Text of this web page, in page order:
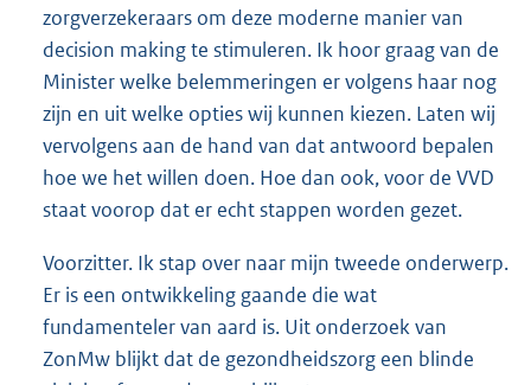
zorgverzekeraars om deze moderne manier van
decision making te stimuleren. Ik hoor graag van de
Minister welke belemmeringen er volgens haar nog
zijn en uit welke opties wij kunnen kiezen. Laten wij
vervolgens aan de hand van dat antwoord bepalen
hoe we het willen doen. Hoe dan ook, voor de VVD
staat voorop dat er echt stappen worden gezet.
Voorzitter. Ik stap over naar mijn tweede onderwerp.
Er is een ontwikkeling gaande die wat
fundamenteler van aard is. Uit onderzoek van
ZonMw blijkt dat de gezondheidszorg een blinde